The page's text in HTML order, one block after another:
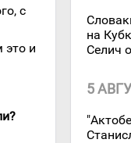
с
это и
на
Селич
5